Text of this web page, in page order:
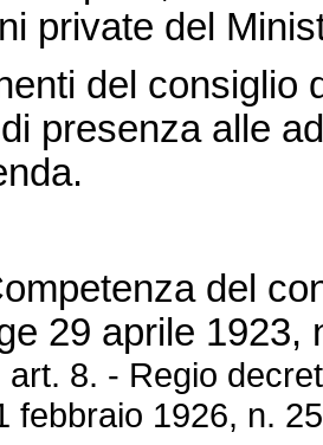
private del
del consiglio
presenza alle
del
29 aprile 1923,
art. 8. - Regio
febbraio 1926, n.